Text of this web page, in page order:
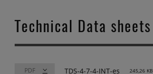
Technical Data sheets
TDS-4-7-4-INT-es 245,26 KB